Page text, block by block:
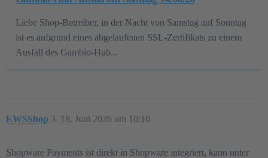
Liebe Shop-Betreiber, in der Nacht von Samstag auf Sonntag
ist es aufgrund eines abgelaufenen SSL-Zertifikats zu einem
Ausfall des Gambio-Hub...
EWSShop 18. Juni 2026 um 10:10
3
Shopware Payments ist direkt in Shopware integriert, kann unter